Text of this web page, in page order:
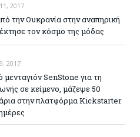
2017
την Ουκρανία στην αναπηρική
τον κόσμο της μόδας
2017
μενταγιόν SenStone για τη
σε κείμενο, μάζεψε 50
στην πλατφόρμα Kickstarter